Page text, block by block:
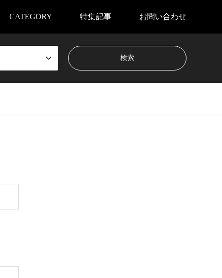
CATEGORY 特集記事 お問い合わせ